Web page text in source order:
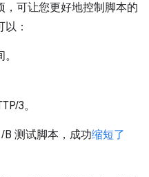
，可让您更好地控制脚本的
：
3。
测试脚本，成功缩短了